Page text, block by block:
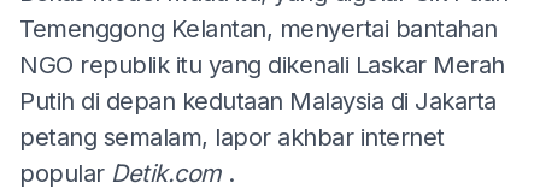
Temenggong Kelantan, menyertai bantahan
NGO republik itu yang dikenali Laskar Merah
Putih di depan kedutaan Malaysia di Jakarta
petang semalam, lapor akhbar internet
popular Detik.com .